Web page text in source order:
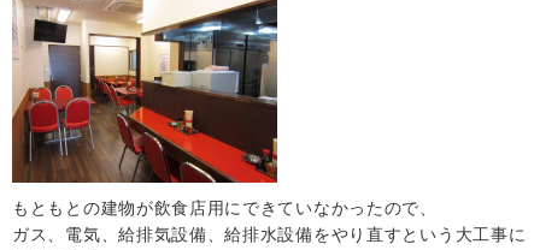
もともとの建物が飲食店用にできていなかったので、
ガス、電気、給排気設備、給排水設備をやり直すという大工事に